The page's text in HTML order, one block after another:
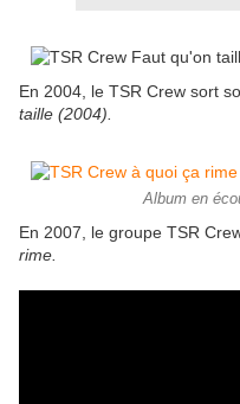
En 2004, le TSR Crew sort
taille (2004).
Album en
En 2007, le groupe TSR
rime.